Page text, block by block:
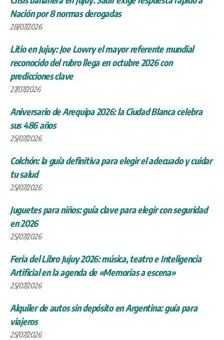
Nación por 8 normas derogadas
28/07/2026
Litio en Jujuy: Joe Lowry el mayor referente mundial
reconocido del rubro llega en octubre 2026 con
predicciones clave
27/07/2026
Aniversario de Arequipa 2026: la Ciudad Blanca celebra
sus 486 años
25/07/2026
Colchón: la guía definitiva para elegir el adecuado y cuidar
tu salud
25/07/2026
Juguetes para niños: guía clave para elegir con seguridad
en 2026
25/07/2026
Feria del Libro Jujuy 2026: música, teatro e Inteligencia
Artificial en la agenda de «Memorias a escena»
25/07/2026
Alquiler de autos sin depósito en Argentina: guía para
viajeros
25/07/2026